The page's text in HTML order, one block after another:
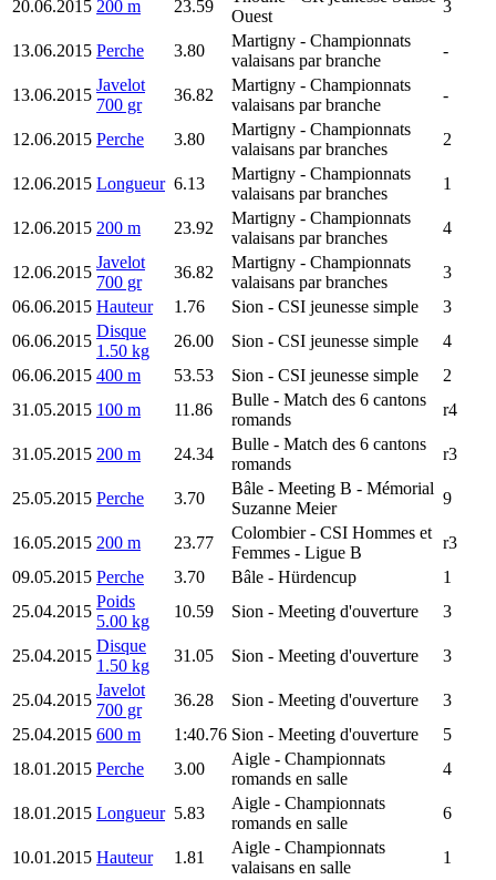
20.06.2015 200 m 23.59
Ouest
3
13.06.2015 Perche 3.80
Martigny - Championnats
valaisans par branche
-
13.06.2015
Javelot
700 gr
36.82
Martigny - Championnats
valaisans par branche
-
12.06.2015 Perche 3.80
Martigny - Championnats
valaisans par branches
2
12.06.2015 Longueur 6.13
Martigny - Championnats
valaisans par branches
1
12.06.2015 200 m 23.92
Martigny - Championnats
valaisans par branches
4
12.06.2015
Javelot
700 gr
36.82
Martigny - Championnats
valaisans par branches
3
06.06.2015 Hauteur 1.76 Sion - CSI jeunesse simple
3
06.06.2015
Disque
1.50 kg
26.00 Sion - CSI jeunesse simple
4
06.06.2015 400 m 53.53 Sion - CSI jeunesse simple
2
31.05.2015 100 m 11.86
Bulle - Match des 6 cantons
romands
r4
31.05.2015 200 m 24.34
Bulle - Match des 6 cantons
romands
r3
25.05.2015 Perche 3.70
Bâle - Meeting B - Mémorial
Suzanne Meier
9
16.05.2015 200 m 23.77
Colombier- CSI Hommes et
Femmes - Ligue B
r3
09.05.2015 Perche 3.70 Bâle - Hürdencup
1
25.04.2015
Poids
5.00 kg
10.59 Sion - Meeting d'ouverture 3
25.04.2015
Disque
1.50 kg
31.05 Sion - Meeting d'ouverture 3
25.04.2015
Javelot
700 gr
36.28 Sion - Meeting d'ouverture
3
25.04.2015 600 m 1:40.76 Sion - Meeting d'ouverture
5
18.01.2015 Perche 3.00
Aigle - Championnats
romands en salle
4
18.01.2015 Longueur 5.83
Aigle - Championnats
romands en salle
6
10.01.2015 Hauteur 1.81
Aigle - Championnats
valaisans en salle
1